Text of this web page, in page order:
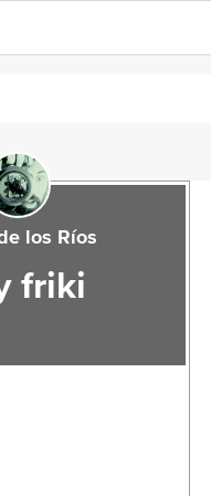
los Ríos
friki